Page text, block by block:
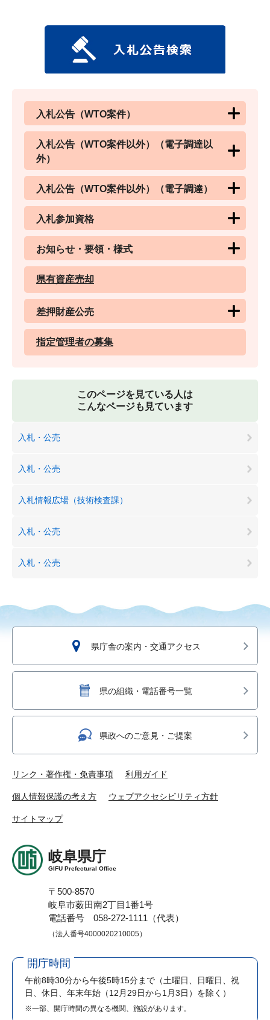
入札公告（WTO案件）
入札公告（WTO案件以外）（電子調達以
外）
入札公告（WTO案件以外）（電子調達）
入札参加資格
お知らせ・要領・様式
県有資産売却
差押財産公売
指定管理者の募集
このページを見ている人は
こんなページも見ています
入札・公売
入札・公売
入札情報広場（技術検査課）
入札・公売
入札・公売
県庁舎の案内・交通アクセス
県の組織・電話番号一覧
県政へのご意見・ご提案
リンク・著作権・免責事項 利用ガイド
個人情報保護の考え方 ウェブアクセシビリティ方針
サイトマップ
岐阜県庁
GIFU Prefectural Office
〒500-8570
岐阜市薮田南2丁目1番1号
電話番号 058-272-1111（代表）
（法人番号4000020210005）
開庁時間
午前8時30分から午後5時15分まで （土曜日、日曜日、祝
日、休日、年末年始（12月29日から1月3日）を除く）
※一部、開庁時間の異なる機関、施設があります。